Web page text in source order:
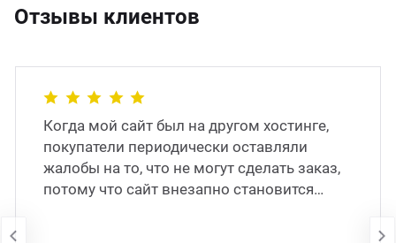
Отзывы клиентов
Когда мой сайт был на другом хостинге,
покупатели периодически оставляли
жалобы на то, что не могут сделать заказ,
потому что сайт внезапно становится